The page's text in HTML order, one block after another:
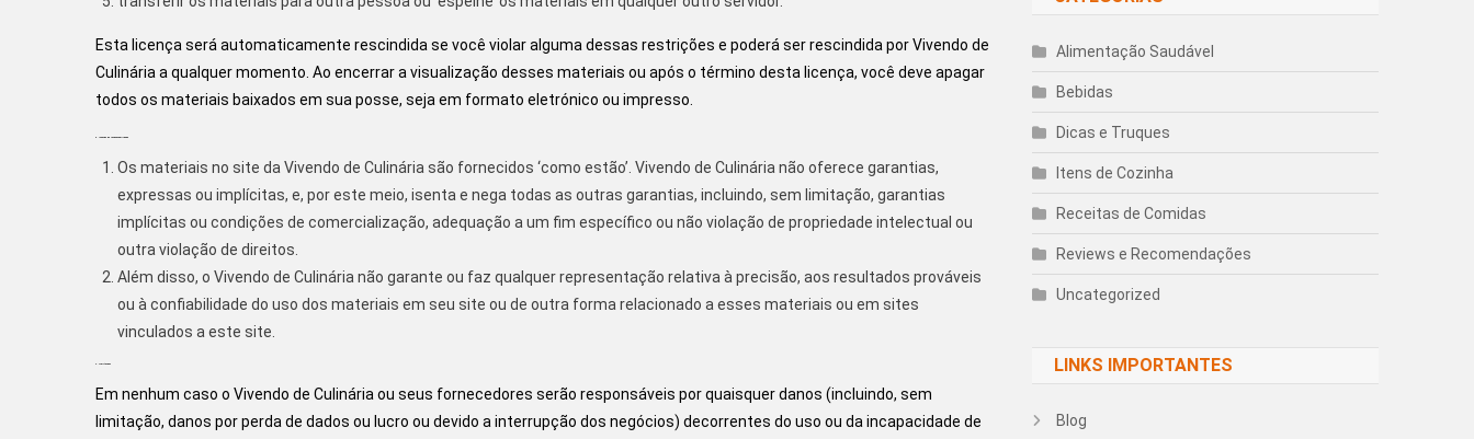
Esta licença será automaticamente rescindida se você violar alguma dessas restrições e poderá ser rescindida por Vivendo de
Culinária a qualquer momento. Ao encerrar a visualização desses materiais ou após o término desta licença, você deve apagar
todos os materiais baixados em sua posse, seja em formato eletrónico ou impresso.
Os materiais no site da Vivendo de Culinária são fornecidos ‘como estão’. Vivendo de Culinária não oferece garantias,
expressas ou implícitas, e, por este meio, isenta e nega todas as outras garantias, incluindo, sem limitação, garantias
implícitas ou condições de comercialização, adequação a um fim específico ou não violação de propriedade intelectual ou
outra violação de direitos.
Além disso, o Vivendo de Culinária não garante ou faz qualquer representação relativa à precisão, aos resultados prováveis ​​
ou à confiabilidade do uso dos materiais em seu site ou de outra forma relacionado a esses materiais ou em sites
vinculados a este site.
Em nenhum caso o Vivendo de Culinária ou seus fornecedores serão responsáveis ​​por quaisquer danos (incluindo, sem
limitação, danos por perda de dados ou lucro ou devido a interrupção dos negócios) decorrentes do uso ou da incapacidade de
Alimentação Saudável
Bebidas
Dicas e Truques
Itens de Cozinha
Receitas de Comidas
Reviews e Recomendações
Uncategorized
LINKS IMPORTANTES
Blog